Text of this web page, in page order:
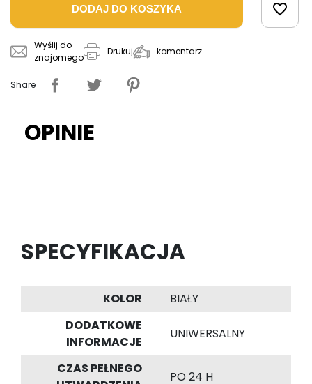
DODAJ DO KOSZYKA favorite_border
Wyślij do
znajomego
Drukuj komentarz
Share
OPINIE
SPECYFIKACJA
KOLOR
BIAŁY
DODATKOWE
INFORMACJE
UNIWERSALNY
CZAS PEŁNEGO
PO 24 H